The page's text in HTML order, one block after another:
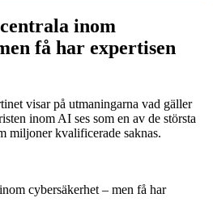
inom
få har expertisen
visar på utmaningarna vad gäller
inom AI ses som en av de största
miljoner kvalificerade saknas.